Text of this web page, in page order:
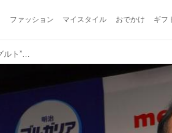
ファッション マイスタイル おでかけ ギフ
ゆうちゃみさん、アンガールズさんも絶賛の”塩ヨーグルト”！アレンジレシピを渋谷で無料体験できるイベントも開催